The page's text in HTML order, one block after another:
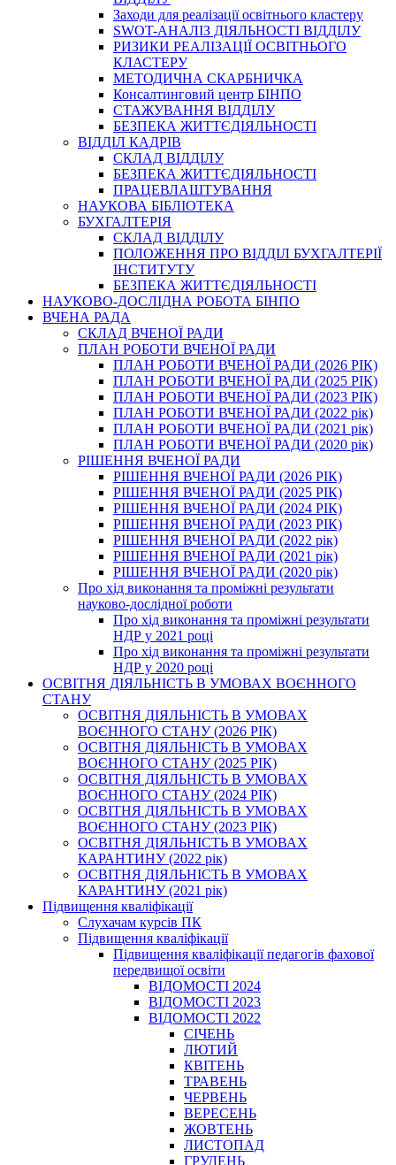
Заходи для реалізації освітнього кластеру
SWOT-АНАЛІЗ ДІЯЛЬНОСТІ ВІДДІЛУ
РИЗИКИ РЕАЛІЗАЦІЇ ОСВІТНЬОГО
КЛАСТЕРУ
МЕТОДИЧНА СКАРБНИЧКА
Консалтинговий центр БІНПО
СТАЖУВАННЯ ВІДДІЛУ
БЕЗПЕКА ЖИТТЄДІЯЛЬНОСТІ
ВІДДІЛ КАДРІВ
СКЛАД ВІДДІЛУ
БЕЗПЕКА ЖИТТЄДІЯЛЬНОСТІ
ПРАЦЕВЛАШТУВАННЯ
НАУКОВА БІБЛІОТЕКА
БУХГАЛТЕРІЯ
СКЛАД ВІДДІЛУ
ПОЛОЖЕННЯ ПРО ВІДДІЛ БУХГАЛТЕРІЇ
ІНСТИТУТУ
БЕЗПЕКА ЖИТТЄДІЯЛЬНОСТІ
НАУКОВО-ДОСЛІДНА РОБОТА БІНПО
ВЧЕНА РАДА
СКЛАД ВЧЕНОЇ РАДИ
ПЛАН РОБОТИ ВЧЕНОЇ РАДИ
ПЛАН РОБОТИ ВЧЕНОЇ РАДИ (2026 РІК)
ПЛАН РОБОТИ ВЧЕНОЇ РАДИ (2025 РІК)
ПЛАН РОБОТИ ВЧЕНОЇ РАДИ (2023 РІК)
ПЛАН РОБОТИ ВЧЕНОЇ РАДИ (2022 рік)
ПЛАН РОБОТИ ВЧЕНОЇ РАДИ (2021 рік)
ПЛАН РОБОТИ ВЧЕНОЇ РАДИ (2020 рік)
РІШЕННЯ ВЧЕНОЇ РАДИ
РІШЕННЯ ВЧЕНОЇ РАДИ (2026 РІК)
РІШЕННЯ ВЧЕНОЇ РАДИ (2025 РІК)
РІШЕННЯ ВЧЕНОЇ РАДИ (2024 РІК)
РІШЕННЯ ВЧЕНОЇ РАДИ (2023 РІК)
РІШЕННЯ ВЧЕНОЇ РАДИ (2022 рік)
РІШЕННЯ ВЧЕНОЇ РАДИ (2021 рік)
РІШЕННЯ ВЧЕНОЇ РАДИ (2020 рік)
Про хід виконання та проміжні результати
науково-дослідної роботи
Про хід виконання та проміжні результати
НДР у 2021 році
Про хід виконання та проміжні результати
НДР у 2020 році
ОСВІТНЯ ДІЯЛЬНІСТЬ В УМОВАХ ВОЄННОГО
СТАНУ
ОСВІТНЯ ДІЯЛЬНІСТЬ В УМОВАХ
ВОЄННОГО СТАНУ (2026 РІК)
ОСВІТНЯ ДІЯЛЬНІСТЬ В УМОВАХ
ВОЄННОГО СТАНУ (2025 РІК)
ОСВІТНЯ ДІЯЛЬНІСТЬ В УМОВАХ
ВОЄННОГО СТАНУ (2024 РІК)
ОСВІТНЯ ДІЯЛЬНІСТЬ В УМОВАХ
ВОЄННОГО СТАНУ (2023 РІК)
ОСВІТНЯ ДІЯЛЬНІСТЬ В УМОВАХ
КАРАНТИНУ (2022 рік)
ОСВІТНЯ ДІЯЛЬНІСТЬ В УМОВАХ
КАРАНТИНУ (2021 рік)
Підвищення кваліфікації
Слухачам курсів ПК
Підвищення кваліфікації
Підвищення кваліфікації педагогів фахової
передвищої освіти
ВІДОМОСТІ 2024
ВІДОМОСТІ 2023
ВІДОМОСТІ 2022
СІЧЕНЬ
ЛЮТИЙ
КВІТЕНЬ
ТРАВЕНЬ
ЧЕРВЕНЬ
ВЕРЕСЕНЬ
ЖОВТЕНЬ
ЛИСТОПАД
ГРУДЕНЬ